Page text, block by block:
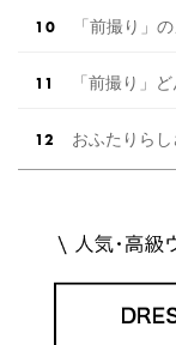
「前撮り」
「前撮り」
おふたりら